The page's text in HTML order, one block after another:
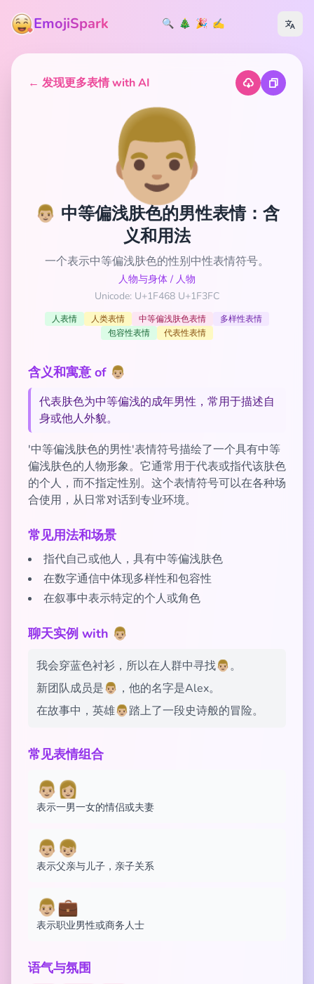
EmojiSpark 🔍 🎄 🎉 ✍️
← 发现更多表情 with AI
👨🏼
👨🏼 中等偏浅肤色的男性表情：含
义和用法
一个表示中等偏浅肤色的性别中性表情符号。
人物与身体 / 人物
Unicode: U+1F468 U+1F3FC
人表情 人类表情 中等偏浅肤色表情
多样性表情
包容性表情
代表性表情
含义和寓意 of 👨🏼
代表肤色为中等偏浅的成年男性，常用于描述自
身或他人外貌。
'中等偏浅肤色的男性'表情符号描绘了一个具有中等
偏浅肤色的人物形象。它通常用于代表或指代该肤色
的个人，而不指定性别。这个表情符号可以在各种场
合使用，从日常对话到专业环境。
常见用法和场景
指代自己或他人，具有中等偏浅肤色
在数字通信中体现多样性和包容性
在叙事中表示特定的个人或角色
聊天实例 with 👨🏼
我会穿蓝色衬衫，所以在人群中寻找👨🏼。
新团队成员是👨🏼，他的名字是Alex。
在故事中，英雄👨🏼踏上了一段史诗般的冒险。
常见表情组合
👨🏼👩🏼
表示一男一女的情侣或夫妻
👨🏼👦🏼
表示父亲与儿子，亲子关系
👨🏼💼
表示职业男性或商务人士
语气与氛围